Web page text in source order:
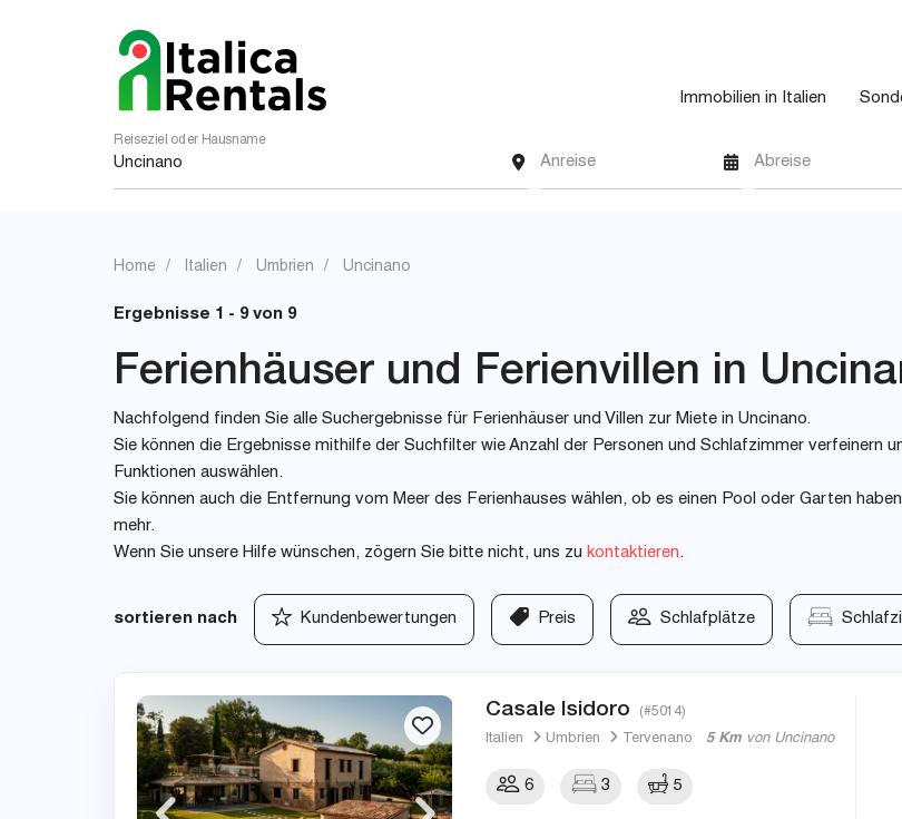
Immobilien in Italien
Reiseziel oder Hausname
Anreise Abreise
Home Italien Umbrien Uncinano
Ergebnisse 1 - 9 von 9
Ferienhäuser und Ferienvillen in
Nachfolgend finden Sie alle Suchergebnisse für Ferienhäuser und Villen zur Miete in Uncinano.
Sie können die Ergebnisse mithilfe der Suchfilter wie Anzahl der Personen und Schlafzimmer verfeinern
Funktionen auswählen.
Sie können auch die Entfernung vom Meer des Ferienhauses wählen, ob es einen Pool oder Garten
mehr.
Wenn Sie unsere Hilfe wünschen, zögern Sie bitte nicht, uns zu kontaktieren.
sortieren nach Kundenbewertungen Preis Schlafplätze
Casale Isidoro (#5014)
Italien Umbrien Tervenano 5 Km von Uncinano
6 3 5